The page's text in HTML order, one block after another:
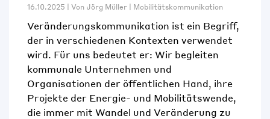
16.10.2025 | Von Jörg Müller | Mobilitätskommunikation
Veränderungskommunikation ist ein Begriff,
der in verschiedenen Kontexten verwendet
wird. Für uns bedeutet er: Wir begleiten
kommunale Unternehmen und
Organisationen der öffentlichen Hand, ihre
Projekte der Energie- und Mobilitätswende,
die immer mit Wandel und Veränderung zu